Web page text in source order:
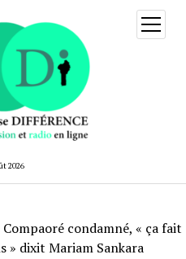
2026
ouvrir
menu
condamné, « ça fait
» dixit Mariam Sankara